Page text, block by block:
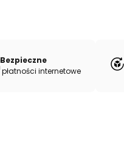
Bezpieczne
płatności internetowe